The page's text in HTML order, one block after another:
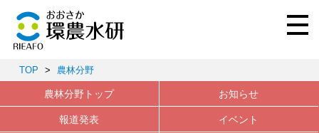
TOP > 農林分野
農林分野トップ お知らせ
報道発表 イベント